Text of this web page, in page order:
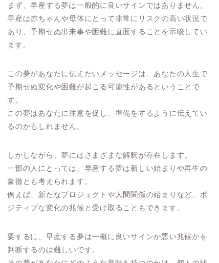
まず、早産する夢は一般的に良いサインではありません。
早産は赤ちゃんや母体にとって非常にリスクの高い状況で
あり、予期せぬ出来事や困難に直面することを示唆してい
ます。
この夢があなたに伝えたいメッセージは、あなたの人生で
予期せぬ変化や困難が起こる可能性があるということで
す。
この夢はあなたに注意を促し、準備をするように伝えてい
るのかもしれません。
しかしながら、夢にはさまざまな解釈が存在します。
一部の人にとっては、早産する夢は新しい始まりや再生の
象徴とも考えられます。
例えば、新たなプロジェクトや人間関係の始まりなど、ポ
ジティブな変化の兆候と受け取ることもできます。
要するに、早産する夢は一概に良いサインか悪い兆候かを
判断するのは難しいです。